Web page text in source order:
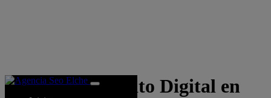
El Mapa del Éxito Digital en